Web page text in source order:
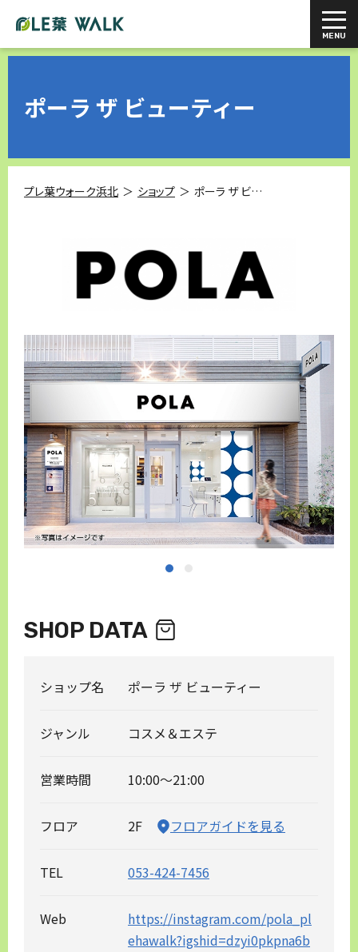
ポーラ ザ ビューティー
プレ葉ウォーク浜北 ショップ ポーラ ザ ビューティー
SHOP DATA
ショップ名 ポーラ ザ ビューティー
ジャンル コスメ＆エステ
営業時間 10:00～21:00
フロア 2F フロアガイドを見る
TEL 053-424-7456
Web
https://instagram.com/pola_pl
ehawalk?igshid=dzyi0pkpna6b